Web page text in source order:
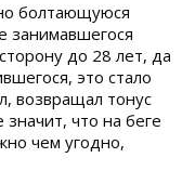
болтающуюся
занимавшегося
до 28 лет, да
это стало
возвращал тонус
что на беге
чем угодно,